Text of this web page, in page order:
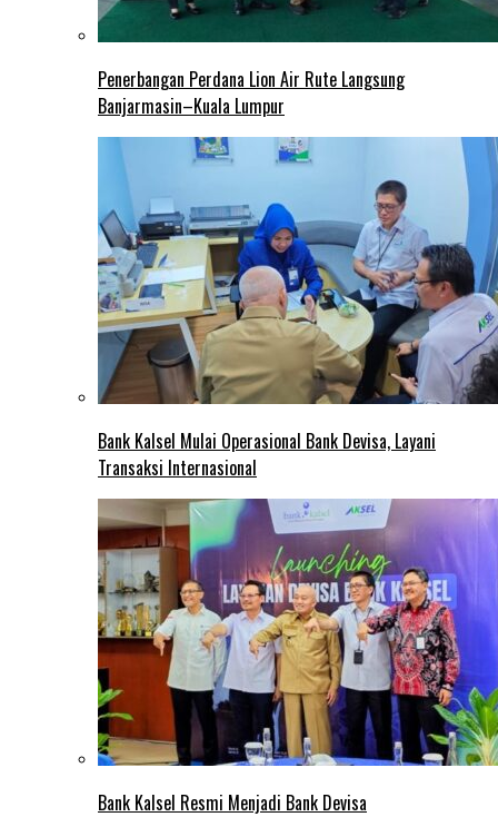
Penerbangan Perdana Lion Air Rute Langsung
Banjarmasin–Kuala Lumpur
Bank Kalsel Mulai Operasional Bank Devisa, Layani
Transaksi Internasional
Bank Kalsel Resmi Menjadi Bank Devisa